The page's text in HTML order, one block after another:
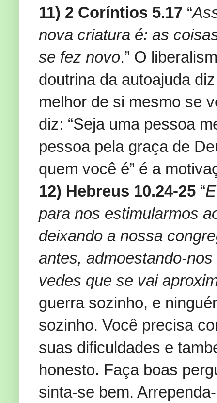
11) 2 Coríntios 5.17 “
nova criatura é: as
se fez novo.” O
doutrina da autoajuda
melhor de si mesmo se
diz: “Seja uma pessoa
pessoa pela graça de
quem você é” é a
12) Hebreus 10.24-25 “
para nos estimularmos
deixando a nossa
antes, admoestando-
vedes que se vai
guerra sozinho, e
sozinho. Você precisa
suas dificuldades e
honesto. Faça boas
sinta-se bem.